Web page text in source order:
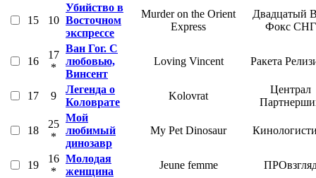
15 10
Убийство в
Восточном
экспрессе
Murder on the Orient
Express
Двадцатый
Фокс СНГ
16
17
*
Ван Гог. С
любовью,
Винсент
Loving Vincent Ракета
17 9
Легенда о
Коловрате
Kolovrat
Централ
18
25
*
Мой
любимый
динозавр
My Pet Dinosaur
19
16
*
Молодая
женщина
Jeune femme